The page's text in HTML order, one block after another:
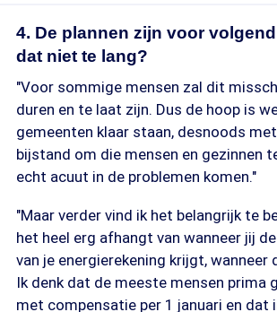
4. De plannen zijn voor
dat niet te lang?
"Voor sommige mensen zal dit
duren en te laat zijn. Dus de hoop is
gemeenten klaar staan, desnoods
bijstand om die mensen en gezinnen
echt acuut in de problemen komen."
"Maar verder vind ik het belangrijk te
het heel erg afhangt van wanneer jij
van je energierekening krijgt, wanneer
Ik denk dat de meeste mensen prima
met compensatie per 1 januari en dat